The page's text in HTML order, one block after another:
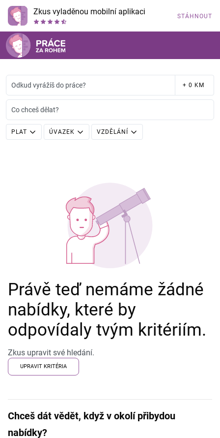
Zkus vyladěnou mobilní aplikaci STÁHNOUT
Odkud vyrážíš do práce? + 0 KM
Co chceš dělat?
PLAT ÚVAZEK VZDĚLÁNÍ
Právě teď nemáme žádné
nabídky, které by
odpovídaly tvým kritériím.
Zkus upravit své hledání.
UPRAVIT KRITÉRIA
Chceš dát vědět, když v okolí přibydou
nabídky?